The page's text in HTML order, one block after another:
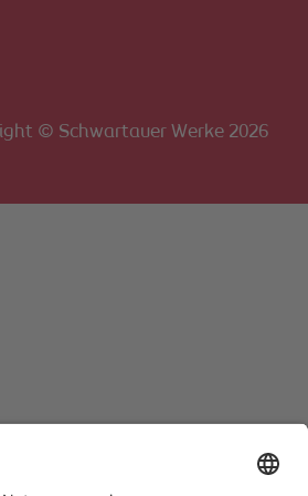
© Schwartauer Werke 2026